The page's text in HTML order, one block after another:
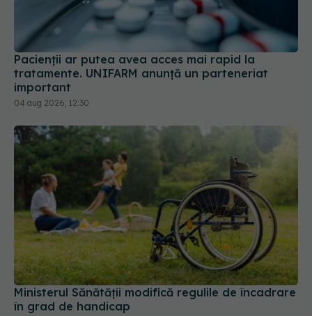
Pacienții ar putea avea acces mai rapid la
tratamente. UNIFARM anunță un parteneriat
important
04 aug 2026, 12:30
Ministerul Sănătății modifică regulile de încadrare
în grad de handicap